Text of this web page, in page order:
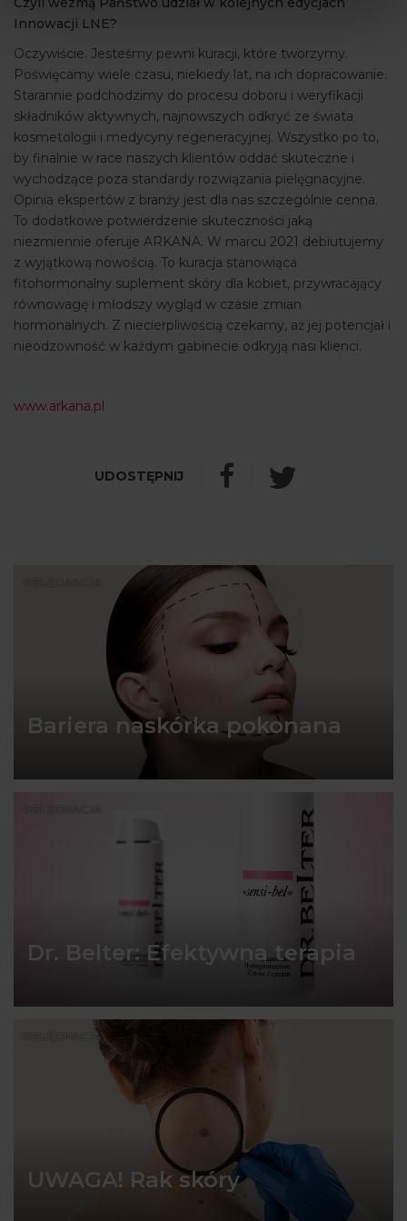
Innowacji LNE?
Oczywiście. Jesteśmy pewni kuracji, które tworzymy.
Poświęcamy wiele czasu, niekiedy lat, na ich dopracowanie.
Starannie podchodzimy do procesu doboru i weryfikacji
składników aktywnych, najnowszych odkryć ze świata
kosmetologii i medycyny regeneracyjnej. Wszystko po to,
by finalnie w race naszych klientów oddać skuteczne i
wychodzące poza standardy rozwiązania pielęgnacyjne.
Opinia ekspertów z branży jest dla nas szczególnie cenna.
To dodatkowe potwierdzenie skuteczności jaką
niezmiennie oferuje ARKANA. W marcu 2021 debiutujemy
z wyjątkową nowością. To kuracja stanowiąca
fitohormonalny suplement skóry dla kobiet, przywracający
równowagę i młodszy wygląd w czasie zmian
hormonalnych. Z niecierpliwością czekamy, aż jej potencjał i
nieodzowność w każdym gabinecie odkryją nasi klienci.
www.arkana.pl
PIELĘGNACJA
Bariera naskórka pokonana
PIELĘGNACJA
Dr. Belter: Efektywna terapia
PIELĘGNACJA
UWAGA! Rak skóry